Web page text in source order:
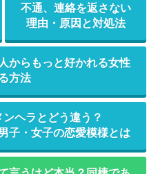
不通、連絡を返さない
理由・原因と対処法
からもっと好かれる女性
方法
ヘラとどう違う？
子・女子の恋愛模様とは